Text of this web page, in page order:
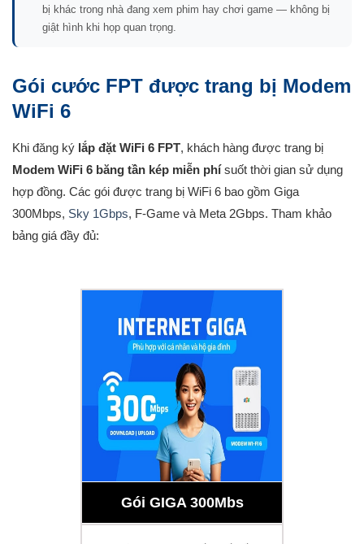
bị khác trong nhà đang xem phim hay chơi game — không bị
giật hình khi họp quan trọng.
Gói cước FPT được trang bị Modem
WiFi 6
Khi đăng ký lắp đặt WiFi 6 FPT, khách hàng được trang bị
Modem WiFi 6 băng tần kép miễn phísuốt thời gian sử dụng
hợp đồng. Các gói được trang bị WiFi 6 bao gồm Giga
300Mbps, Sky 1Gbps, F-Game và Meta 2Gbps. Tham khảo
bảng giá đầy đủ:
Gói GIGA 300Mbs